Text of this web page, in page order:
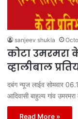
sanjeev shukla
कोटा उमरमरा
व्हालीबाल
दबंग न्यूज लाईव सोमवार
आदिवासी बाहुल्य गांव
Read More »